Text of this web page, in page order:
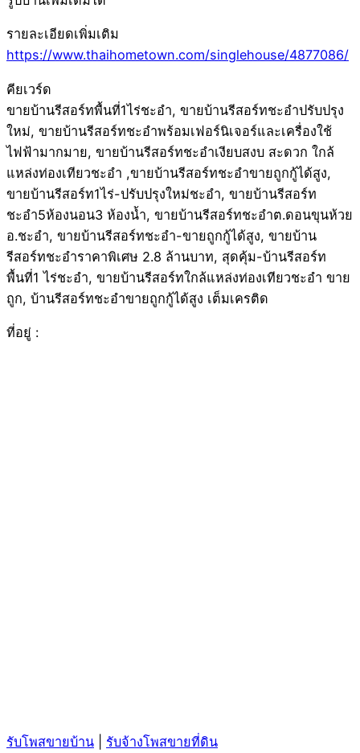
รายละเอียดเพิ่มเติม
https://www.thaihometown.com/singlehouse/4877086/
คียเวร์ด
ขายบ้านรีสอร์ทพื้นที่1ไร่ชะอำ, ขายบ้านรีสอร์ทชะอำปรับปรุง
ใหม่, ขายบ้านรีสอร์ทชะอำพร้อมเฟอร์นิเจอร์และเครื่องใช้
ไฟฟ้ามากมาย, ขายบ้านรีสอร์ทชะอำเงียบสงบ สะดวก ใกล้
แหล่งท่องเทียวชะอำ ,ขายบ้านรีสอร์ทชะอำขายถูกกู้ได้สูง,
ขายบ้านรีสอร์ท1ไร่-ปรับปรุงใหม่ชะอำ, ขายบ้านรีสอร์ท
ชะอำ5ห้องนอน3 ห้องน้ำ, ขายบ้านรีสอร์ทชะอำต.ดอนขุนห้วย
อ.ชะอำ, ขายบ้านรีสอร์ทชะอำ-ขายถูกกู้ได้สูง, ขายบ้าน
รีสอร์ทชะอำราคาพิเศษ 2.8 ล้านบาท, สุดคุ้ม-บ้านรีสอร์ท
พื้นที่1 ไร่ชะอำ, ขายบ้านรีสอร์ทใกล้แหล่งท่องเทียวชะอำ ขาย
ถูก, บ้านรีสอร์ทชะอำขายถูกกู้ได้สูง เต็มเครติด
ที่อยู่ :
รับโพสขายบ้าน
รับจ้างโพสขายที่ดิน